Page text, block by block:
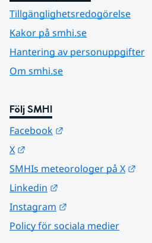
Tillgänglighetsredogörelse
Kakor på smhi.se
Hantering av personuppgifter
Om smhi.se
Följ SMHI
Facebook
X
SMHIs meteorologer på X
Linkedin
Instagram
Policy för sociala medier